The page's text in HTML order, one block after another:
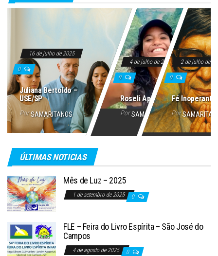
16 de julho de 2025
0
Juliana Bertoldo –
USE/SP
Por SAMARITANOS
4 de julho de 2025
0
Roseli Aparecida
Por SAMARITANOS
2 de julho de
0
Fé Inoperante
Por
ÚLTIMAS NOTICIAS
Mês de Luz – 2025
1 de setembro de 2025 0
FLE – Feira do Livro Espírita – São José do
Campos
4 de agosto de 2025 0